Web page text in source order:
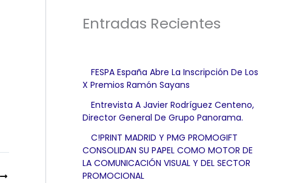
Entradas Recientes
FESPA España Abre La Inscripción De Los
X Premios Ramón Sayans
Entrevista A Javier Rodríguez Centeno,
Director General De Grupo Panorama.
C!PRINT MADRID Y PMG PROMOGIFT
CONSOLIDAN SU PAPEL COMO MOTOR DE
LA COMUNICACIÓN VISUAL Y DEL SECTOR
PROMOCIONAL